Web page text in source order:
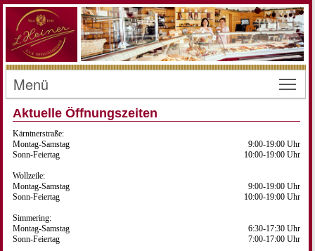
Menü
Aktuelle Öffnungszeiten
Kärntnerstraße:
Montag-Samstag
Sonn-Feiertag
9:00-19:00 Uhr
10:00-19:00 Uhr
Wollzeile:
Montag-Samstag
Sonn-Feiertag
9:00-19:00 Uhr
10:00-19:00 Uhr
Simmering:
Montag-Samstag
Sonn-Feiertag
6:30-17:30 Uhr
7:00-17:00 Uhr